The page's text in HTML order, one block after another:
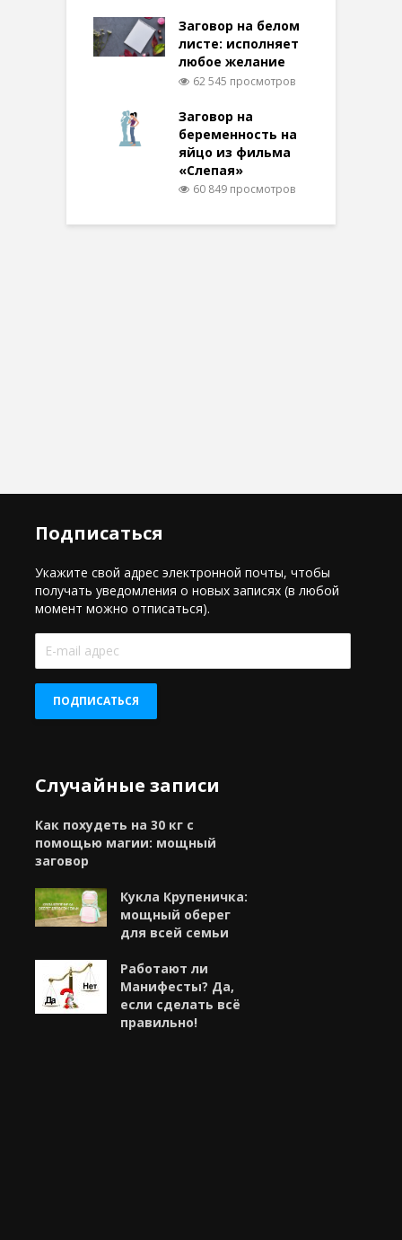
Заговор на белом
листе: исполняет
любое желание
62 545 просмотров
Заговор на
беременность на
яйцо из фильма
«Слепая»
60 849 просмотров
Подписаться
Укажите свой адрес электронной почты, чтобы
получать уведомления о новых записях (в любой
момент можно отписаться).
E-
mail
ПОДПИСАТЬСЯ
Случайные записи
Как похудеть на 30 кг с
помощью магии: мощный
заговор
Кукла Крупеничка:
мощный оберег
для всей семьи
Работают ли
Манифесты? Да,
если сделать всё
правильно!